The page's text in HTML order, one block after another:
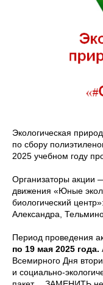
Экологическая
по сбору
2025 учебном году
Организаторы акции
движения «Юные
биологический
Александра,
Период проведения
по 19 мая 2025 года.
Всемирного Дня
и социально-